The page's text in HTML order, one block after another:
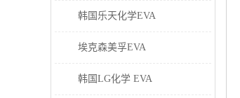
韩国乐天化学EVA
埃克森美孚EVA
韩国LG化学 EVA